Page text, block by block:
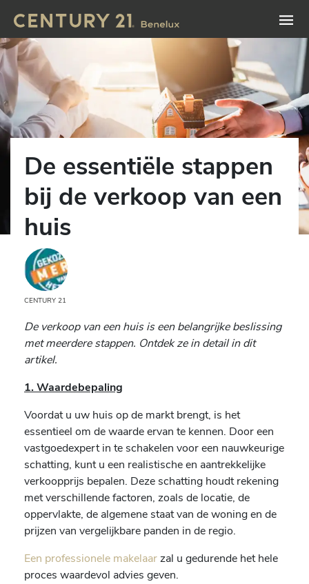
De essentiële stappen
bij de verkoop van een
huis
CENTURY 21
De verkoop van een huis is een belangrijke beslissing
met meerdere stappen. Ontdek ze in detail in dit
artikel.
1. Waardebepaling
Voordat u uw huis op de markt brengt, is het
essentieel om de waarde ervan te kennen. Door een
vastgoedexpert in te schakelen voor een nauwkeurige
schatting, kunt u een realistische en aantrekkelijke
verkoopprijs bepalen. Deze schatting houdt rekening
met verschillende factoren, zoals de locatie, de
oppervlakte, de algemene staat van de woning en de
prijzen van vergelijkbare panden in de regio.
Een professionele makelaarzal u gedurende het hele
proces waardevol advies geven.